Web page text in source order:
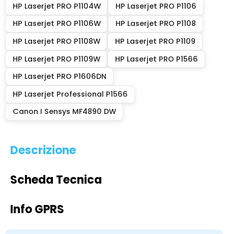
HP Laserjet PRO P1104W
HP Laserjet PRO P1106
HP Laserjet PRO P1106W
HP Laserjet PRO P1108
HP Laserjet PRO P1108W
HP Laserjet PRO P1109
HP Laserjet PRO P1109W
HP Laserjet PRO P1566
HP Laserjet PRO P1606DN
HP Laserjet Professional P1566
Canon I Sensys MF4890 DW
Descrizione
Scheda Tecnica
Info GPRS